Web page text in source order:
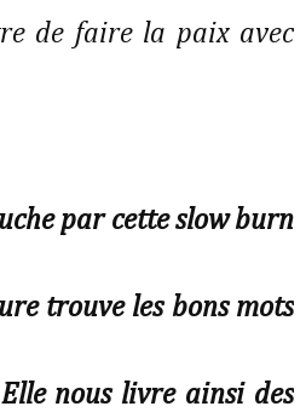
de faire la paix avec
par cette slow burn
trouve les bons mots
nous livre ainsi des